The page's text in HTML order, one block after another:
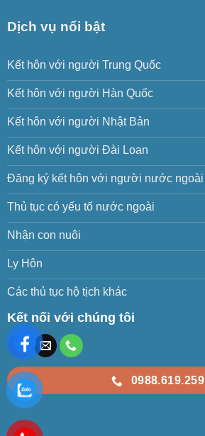
Dịch vụ nổi bật
Kết hôn với người Trung Quốc
Kết hôn với người Hàn Quốc
Kết hôn với người Nhật Bản
Kết hôn với người Đài Loan
Đăng ký kết hôn với người nước ngoài
Thủ tục có yếu tố nước ngoài
Nhận con nuôi
Ly Hôn
Các thủ tục hộ tịch khác
Kết nối với chúng tôi
0988.619.259